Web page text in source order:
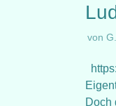
von
Doch